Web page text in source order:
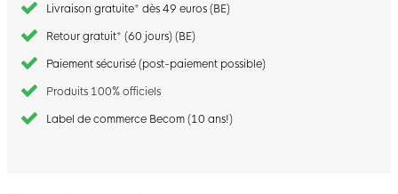
Livraison gratuite* dès 49 euros (BE)
Retour gratuit* (60 jours) (BE)
Paiement sécurisé (post-paiement possible)
Produits 100% officiels
Label de commerce Becom (10 ans!)